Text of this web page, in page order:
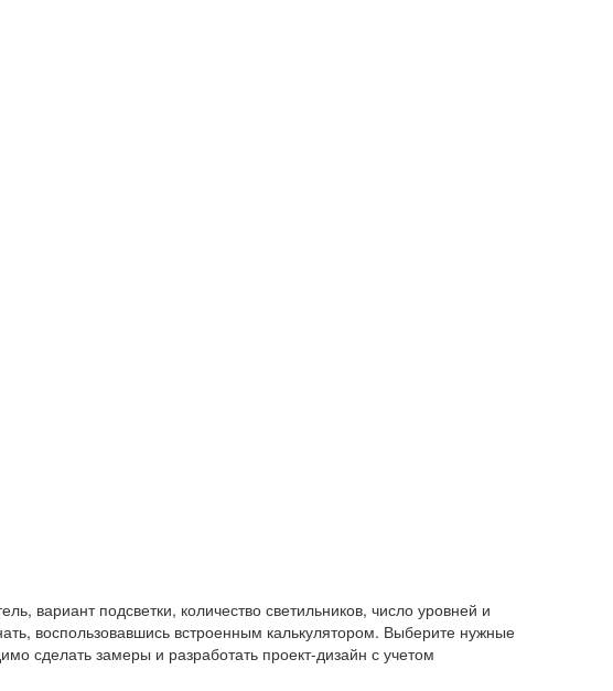
вариант подсветки, количество светильников, число уровней и
воспользовавшись встроенным калькулятором. Выберите нужные
сделать замеры и разработать проект-дизайн с учетом